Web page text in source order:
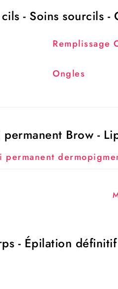
- Soins sourcils -
Remplissage
Ongles
Brow -
permanent
- Épilation définitif